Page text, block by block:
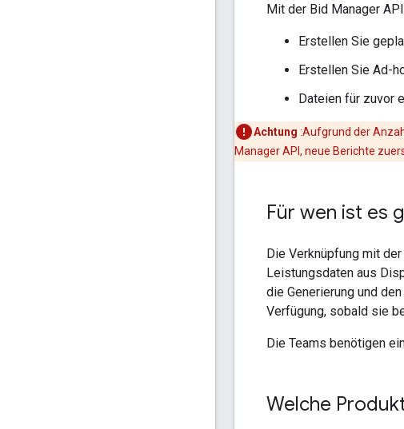
Mit der Bid Manager
Erstellen Sie
Erstellen Sie Ad-
Dateien für zuvor
Achtung :Aufgrund der
Manager API, neue Berichte
Für wen ist es
Die Verknüpfung mit
Leistungsdaten aus
die Generierung und
Verfügung, sobald sie
Die Teams benötigen
Welche